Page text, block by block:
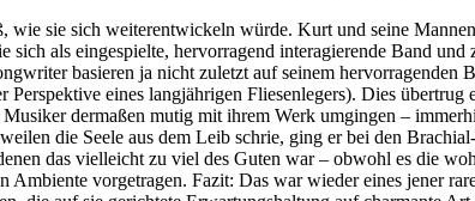
sie sich weiterentwickeln würde. Kurt und seine
als eingespielte, hervorragend interagierende Band und
basieren ja nicht zuletzt auf seinem hervorragenden
eines langjährigen Fliesenlegers). Dies übertrug
dermaßen mutig mit ihrem Werk umgingen –
die Seele aus dem Leib schrie, ging er bei den Brachial-
das vielleicht zu viel des Guten war – obwohl es die
vorgetragen. Fazit: Das war wieder eines jener